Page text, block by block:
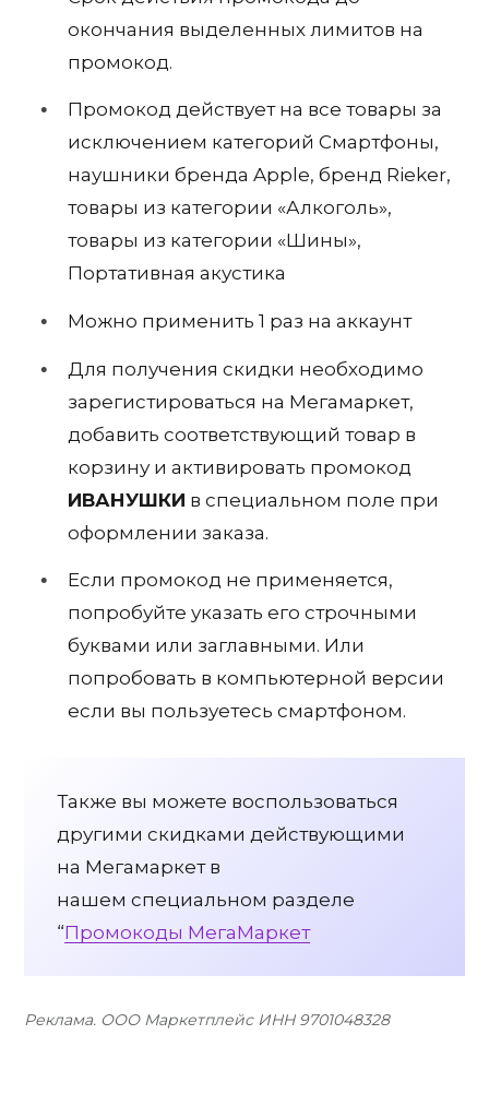
окончания выделенных лимитов на
промокод.
Промокод действует на все товары за
исключением категорий Смартфоны,
наушники бренда Apple, бренд Rieker,
товары из категории «Алкоголь»,
товары из категории «Шины»,
Портативная акустика
Можно применить 1 раз на аккаунт
Для получения скидки необходимо
зарегистироваться на Мегамаркет,
добавить соответствующий товар в
корзину и активировать промокод
ИВАНУШКИ в специальном поле при
оформлении заказа.
Если промокод не применяется,
попробуйте указать его строчными
буквами или заглавными. Или
попробовать в компьютерной версии
если вы пользуетесь смартфоном.
Также вы можете воспользоваться
другими скидками действующими
на Мегамаркет в
нашем специальном разделе
“Промокоды МегаМаркет
Реклама. ООО Маркетплейс ИНН 9701048328